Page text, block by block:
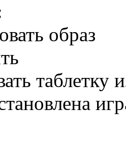
образ
таблетку